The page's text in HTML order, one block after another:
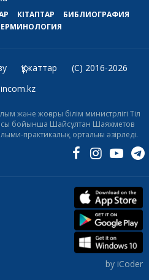
КІТАПТАР
БИБЛИОГРАФИЯ
Құжаттар
(C) 2016-2026
және жоғары білім министрлігі Тіл
бойынша Шайсұлтан Шаяхметов
практикалық орталығы әзірледі.
by iCoder